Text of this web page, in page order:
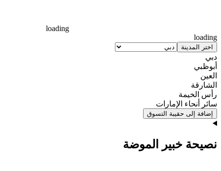
loading
loading
اختر المدينة
دبي
أبوظبي
العين
الشارقة
رأس الخيمة
سائر أنحاء الإمارات
إضافة إلى حقيبة التسوق
نصيحة خبير الموضة